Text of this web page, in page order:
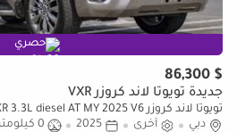
حصري
$ 86,300
جديدة تويوتا لاند كروزر VXR
تويوتا لاند كروزر VXR Land cruiser VXR 3.3L diesel AT MY 2025 V6
دبي
أخرى 2025
0 كيلومتر